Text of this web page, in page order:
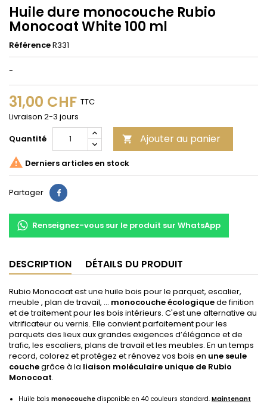
Huile dure monocouche Rubio
Monocoat White 100 ml
RéférenceR331
-
31,00 CHF TTC
Livraison 2-3 jours
Quantité
 Ajouter au panier
 Derniers articles en stock
Partager Partager
Renseignez-vous sur le produit sur WhatsApp
DESCRIPTION DÉTAILS DU PRODUIT
Rubio Monocoat est une huile bois pour le parquet, escalier,
meuble , plan de travail, ... monocouche écologiquede finition
et de traitement pour les bois intérieurs. C'est une alternative au
vitrificateur ou vernis. Elle convient parfaitement pour les
parquets des lieux aux grandes exigences d’élégance et de
trafic, les escaliers, plans de travail et les meubles. En un temps
record, colorez et protégez et rénovez vos bois en une seule
couchegrâce à la liaison moléculaire unique de Rubio
Monocoat.
Huile bois monocouche disponible en 40 couleurs standard. Maintenant